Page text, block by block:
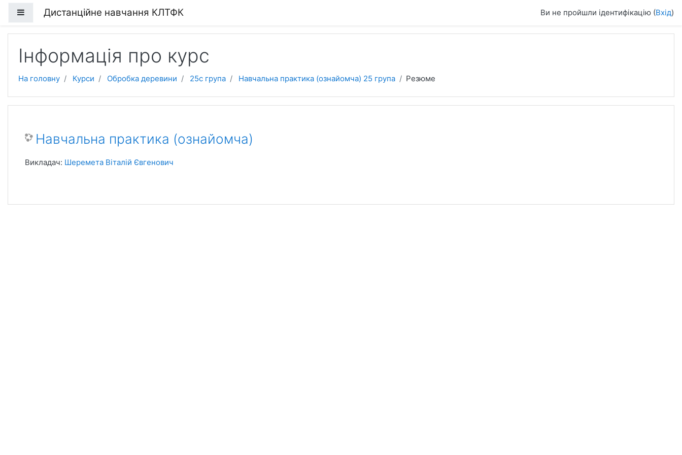
Бокова панель
Дистанційне навчання КЛТФК Ви не пройшли ідентифікацію (Вхід)
Інформація про курс
На головну Курси Обробка деревини 25с група Навчальна практика (ознайомча) 25 група Резюме
Навчальна практика (ознайомча)
Викладач: Шеремета Віталій Євгенович